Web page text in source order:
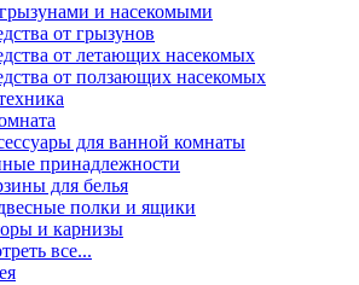
и насекомыми
от грызунов
от летающих насекомых
от ползающих насекомых
для ванной комнаты
принадлежности
для белья
полки и ящики
и карнизы
все...